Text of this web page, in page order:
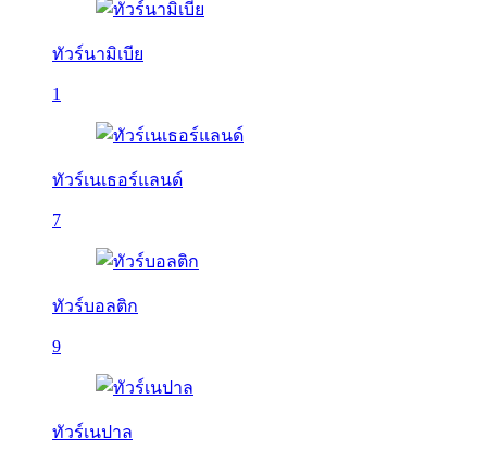
ทัวร์นามิเบีย
1
ทัวร์เนเธอร์แลนด์
7
ทัวร์บอลติก
9
ทัวร์เนปาล